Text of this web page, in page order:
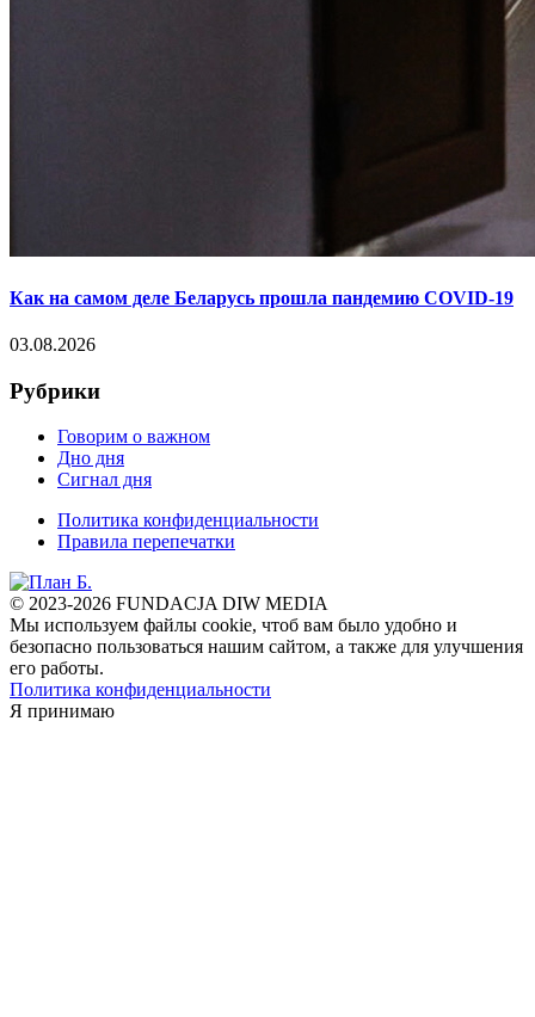
Как на самом деле Беларусь прошла пандемию COVID-19
03.08.2026
Рубрики
Говорим о важном
Дно дня
Сигнал дня
Политика конфиденциальности
Правила перепечатки
© 2023-2026 FUNDACJA DIW MEDIA
Мы используем файлы cookie, чтоб вам было удобно и
безопасно пользоваться нашим сайтом, а также для улучшения
его работы.
Политика конфиденциальности
Я принимаю